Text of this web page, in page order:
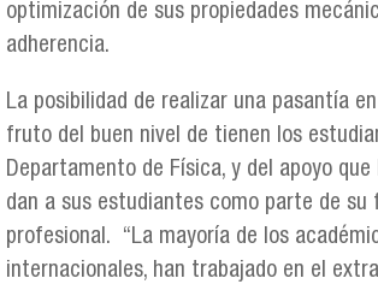
optimización de sus propiedades
adherencia.
La posibilidad de realizar una pasantía
fruto del buen nivel de tienen los
Departamento de Física, y del apoyo
dan a sus estudiantes como parte de su
profesional. “La mayoría de los
internacionales, han trabajado en el